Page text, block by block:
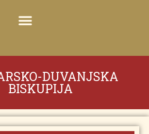
DUVANJSKA
BISKUPIJA